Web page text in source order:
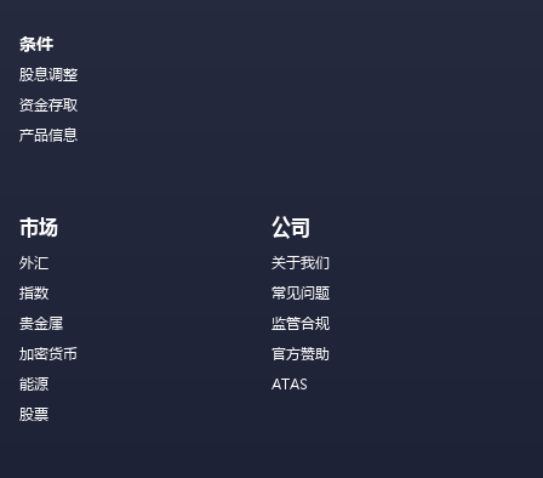
条件
股息调整
资金存取
产品信息
市场
外汇
指数
贵金属
加密货币
能源
股票
公司
关于我们
常见问题
监管合规
官方赞助
ATAS